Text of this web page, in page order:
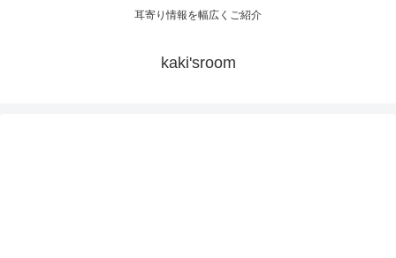
耳寄り情報を幅広くご紹介
kaki'sroom